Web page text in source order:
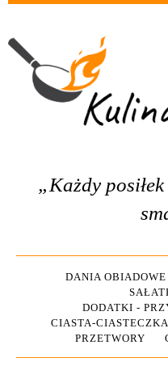
„Każdy
DANIA OBIADOWE
DODATKI -
CIASTA-CIASTECZKA
PRZETWORY